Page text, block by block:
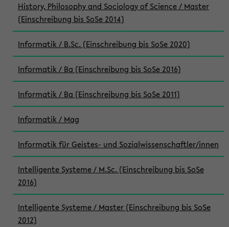
History, Philosophy and Sociology of Science / Master
(Einschreibung bis SoSe 2014)
Informatik / B.Sc. (Einschreibung bis SoSe 2020)
Informatik / Ba (Einschreibung bis SoSe 2016)
Informatik / Ba (Einschreibung bis SoSe 2011)
Informatik / Mag
Informatik für Geistes- und Sozialwissenschaftler/innen
Intelligente Systeme / M.Sc. (Einschreibung bis SoSe
2016)
Intelligente Systeme / Master (Einschreibung bis SoSe
2012)